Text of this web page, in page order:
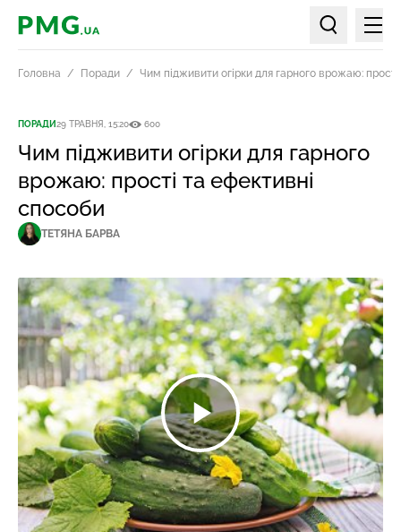
PMG.ua
Пошук по
Головна Поради Чим підживити огірки для гарного врожаю:
ПОРАДИ29 ТРАВНЯ, 15:20 600
Чим підживити огірки для гарного
врожаю: прості та ефективні
способи
ТЕТЯНА БАРВА